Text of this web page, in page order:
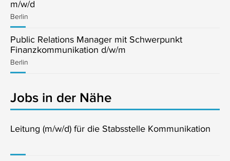
m/w/d
Berlin
Public Relations Manager mit Schwerpunkt
Finanzkommunikation d/w/m
Berlin
Jobs in der Nähe
Leitung (m/w/d) für die Stabsstelle Kommunikation